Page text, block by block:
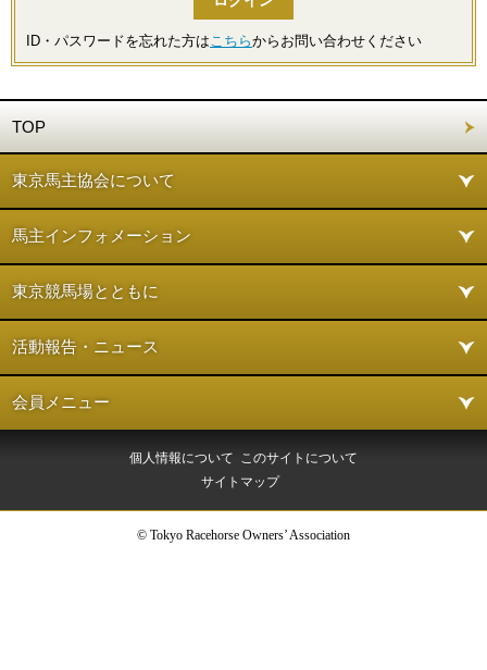
ID・パスワードを忘れた方はこちらからお問い合わせください
TOP
東京馬主協会について
馬主インフォメーション
東京競馬場とともに
活動報告・ニュース
会員メニュー
個人情報について このサイトについて
サイトマップ
© Tokyo Racehorse Owners’ Association